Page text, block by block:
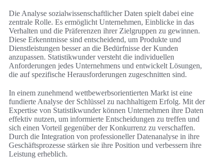
Die Analyse sozialwissenschaftlicher Daten spielt dabei eine
zentrale Rolle. Es ermöglicht Unternehmen, Einblicke in das
Verhalten und die Präferenzen ihrer Zielgruppen zu gewinnen.
Diese Erkenntnisse sind entscheidend, um Produkte und
Dienstleistungen besser an die Bedürfnisse der Kunden
anzupassen. Statistikwunder versteht die individuellen
Anforderungen jedes Unternehmens und entwickelt Lösungen,
die auf spezifische Herausforderungen zugeschnitten sind.
In einem zunehmend wettbewerbsorientierten Markt ist eine
fundierte Analyse der Schlüssel zu nachhaltigem Erfolg. Mit der
Expertise von Statistikwunder können Unternehmen ihre Daten
effektiv nutzen, um informierte Entscheidungen zu treffen und
sich einen Vorteil gegenüber der Konkurrenz zu verschaffen.
Durch die Integration von professioneller Datenanalyse in ihre
Geschäftsprozesse stärken sie ihre Position und verbessern ihre
Leistung erheblich.